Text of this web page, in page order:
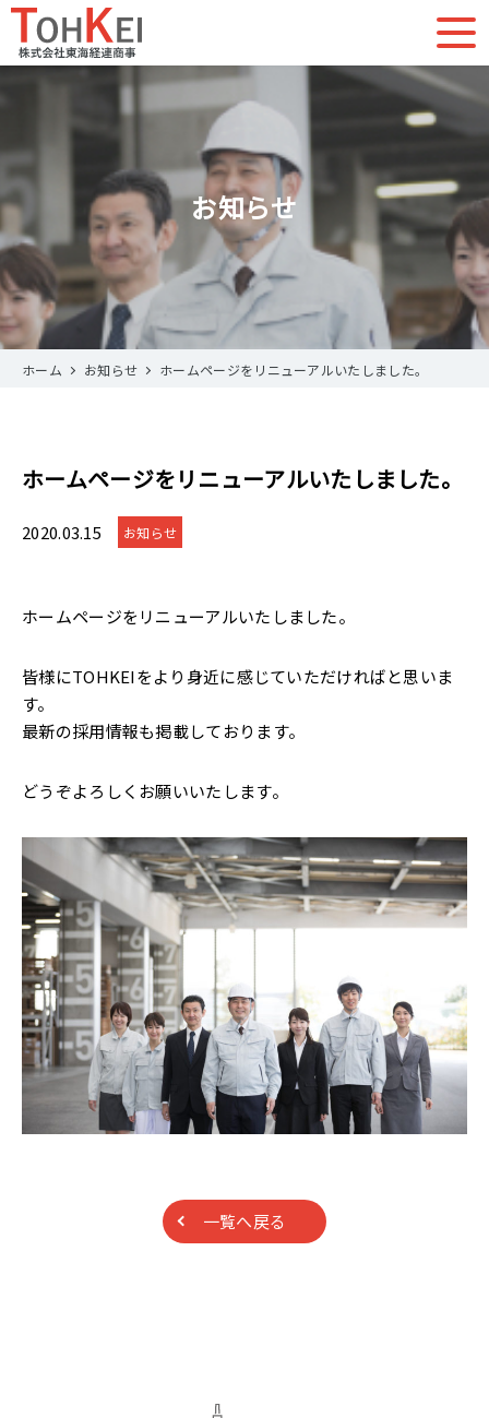
お知らせ
ホーム お知らせ ホームページをリニューアルいたしました。
ホームページをリニューアルいたしました。
2020.03.15 お知らせ
ホームページをリニューアルいたしました。
皆様にTOHKEIをより身近に感じていただければと思いま
す。
最新の採用情報も掲載しております。
どうぞよろしくお願いいたします。
一覧へ戻る